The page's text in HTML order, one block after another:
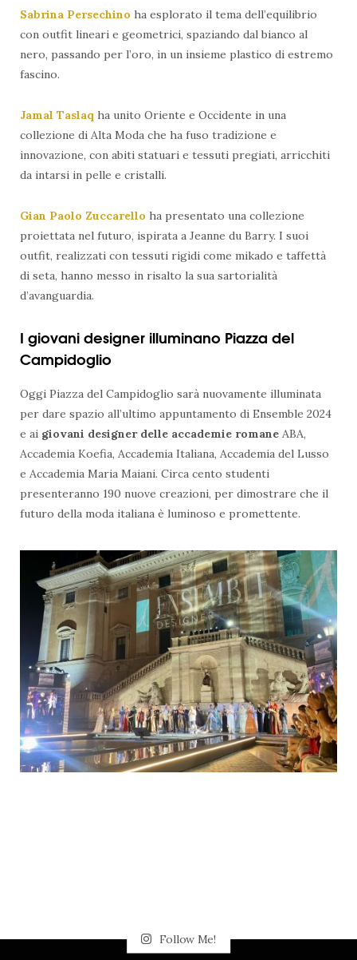
Sabrina Persechino ha esplorato il tema dell’equilibrio
con outfit lineari e geometrici, spaziando dal bianco al
nero, passando per l’oro, in un insieme plastico di estremo
fascino.
Jamal Taslaq ha unito Oriente e Occidente in una
collezione di Alta Moda che ha fuso tradizione e
innovazione, con abiti statuari e tessuti pregiati, arricchiti
da intarsi in pelle e cristalli.
Gian Paolo Zuccarello ha presentato una collezione
proiettata nel futuro, ispirata a Jeanne du Barry. I suoi
outfit, realizzati con tessuti rigidi come mikado e taffettà
di seta, hanno messo in risalto la sua sartorialità
d’avanguardia.
I giovani designer illuminano Piazza del
Campidoglio
Oggi Piazza del Campidoglio sarà nuovamente illuminata
per dare spazio all’ultimo appuntamento di Ensemble 2024
e ai giovani designer delle accademie romane ABA,
Accademia Koefia, Accademia Italiana, Accademia del Lusso
e Accademia Maria Maiani. Circa cento studenti
presenteranno 190 nuove creazioni, per dimostrare che il
futuro della moda italiana è luminoso e promettente.
Follow Me!